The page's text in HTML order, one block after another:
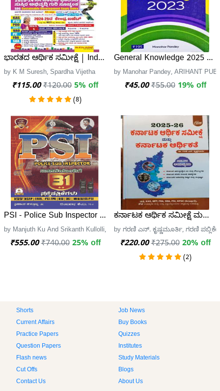
ಭಾರತದ ಆರ್ಥಿಕ ಸಮೀಕ್ಷೆ | Indian Economic Survey 2023-2024
by K M Suresh, Spardha Vijetha
₹115.00 ₹120.00 5% off
(8)
General Knowledge 2025
by Manohar Pandey, ARIHANT
₹45.00 ₹55.00 19% off
PSI - Police Sub Inspector ವಿವರಣೆಯೊಂದಿಗೆ 31 ಪ್ರಶ್ನೆ ಪತ್ರಿಕೆಗಳು
by Manjuth Ku And Srikanth Kullolli, Ujwala Academy
₹555.00 ₹740.00 25% off
ಕರ್ನಾಟಕ ಆರ್ಥಿಕ ಸಮೀಕ್ಷೆ ಮತ್ತು
by ಗರಣಿ ಎನ್. ಕೃಷ್ಣಮೂರ್ತಿ, ಗರಣಿ
₹220.00 ₹275.00 20% off
(2)
Shorts
Job News
Current Affairs
Buy Books
Practice Papers
Quizzes
Question Papers
Institutes
Flash news
Study Materials
Cut Offs
Blogs
Contact Us
About Us